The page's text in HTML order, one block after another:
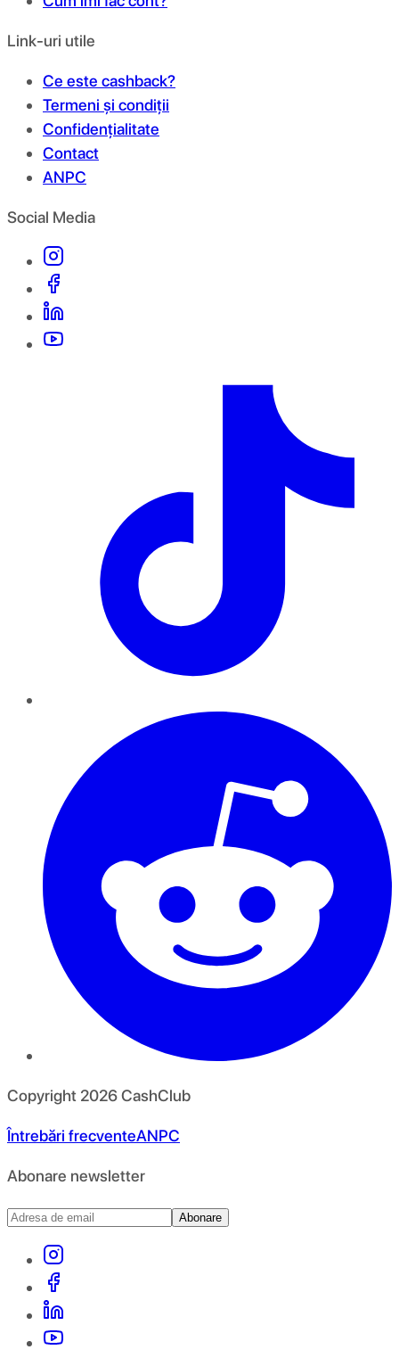
Link-uri utile
Ce este cashback?
Termeni și condiții
Confidențialitate
Contact
ANPC
Social Media
Copyright 2026CashClub
Întrebări frecventeANPC
Abonare newsletter
Abonare